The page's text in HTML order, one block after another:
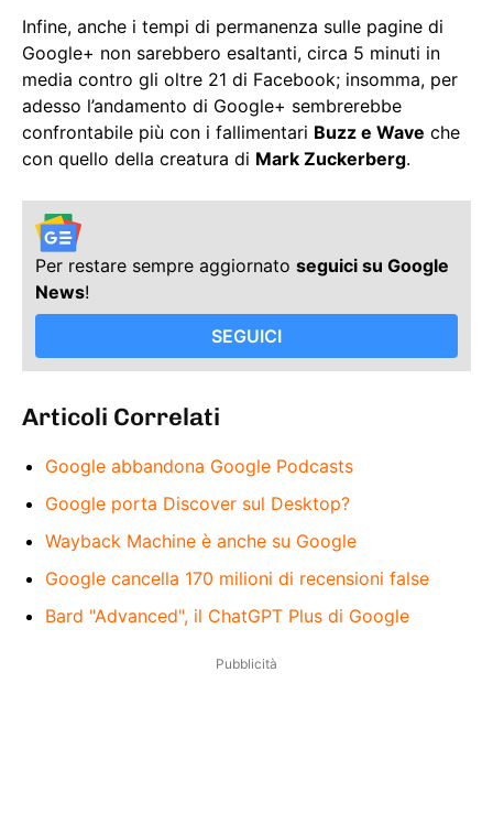
Infine, anche i tempi di permanenza sulle pagine di
Google+ non sarebbero esaltanti, circa 5 minuti in
media contro gli oltre 21 di Facebook; insomma, per
adesso l’andamento di Google+ sembrerebbe
confrontabile più con i fallimentari Buzz e Wave che
con quello della creatura di Mark Zuckerberg.
Per restare sempre aggiornato seguici su Google
News!
SEGUICI
Articoli Correlati
Google abbandona Google Podcasts
Google porta Discover sul Desktop?
Wayback Machine è anche su Google
Google cancella 170 milioni di recensioni false
Bard "Advanced", il ChatGPT Plus di Google
Pubblicità